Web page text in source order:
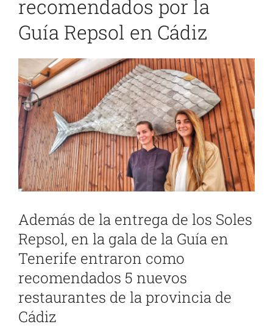
recomendados por la
Guía Repsol en Cádiz
imagen
más
grande
Además de la entrega de los Soles
Repsol, en la gala de la Guía en
Tenerife entraron como
recomendados 5 nuevos
restaurantes de la provincia de
Cádiz